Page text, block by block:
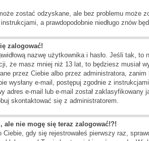
zostać odzyskane, ale bez problemu
a prawdopodobnie niedługo znów
zalogować!
nazwę użytkownika i hasło. Jeśli tak,
że masz mniej niż 13 lat, to będziesz musiał
przez Ciebie albo przez administratora,
wysłany e-mail, postępuj zgodnie z
adres e-mail lub e-mail został
skontaktować się z administratorem.
ale nie mogę się teraz zalogować!?!
Ciebie, gdy się rejestrowałeś pierwszy raz,